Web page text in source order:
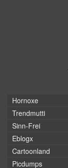
Hornoxe
Trendmutti
Sinn-Frei
Eblogx
Cartoonland
Picdumps